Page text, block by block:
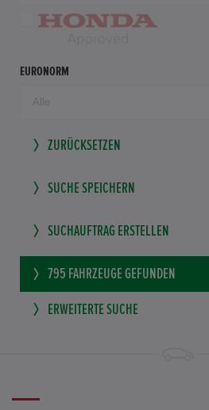
EURONORM
ZURÜCKSETZEN
SUCHE SPEICHERN
SUCHAUFTRAG ERSTELLEN
795 FAHRZEUGE GEFUNDEN
ERWEITERTE SUCHE